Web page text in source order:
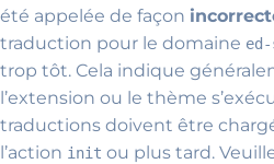
été appelée de façon
traduction pour le domaine
trop tôt. Cela indique
l’extension ou le thème
traductions doivent être
l’action init ou plus tard.